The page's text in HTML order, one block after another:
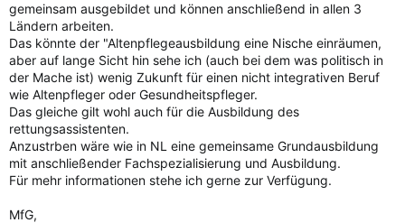
gemeinsam ausgebildet und können anschließend in allen 3
Ländern arbeiten.
Das könnte der "Altenpflegeausbildung eine Nische einräumen,
aber auf lange Sicht hin sehe ich (auch bei dem was politisch in
der Mache ist) wenig Zukunft für einen nicht integrativen Beruf
wie Altenpfleger oder Gesundheitspfleger.
Das gleiche gilt wohl auch für die Ausbildung des
rettungsassistenten.
Anzustrben wäre wie in NL eine gemeinsame Grundausbildung
mit anschließender Fachspezialisierung und Ausbildung.
Für mehr informationen stehe ich gerne zur Verfügung.
MfG,